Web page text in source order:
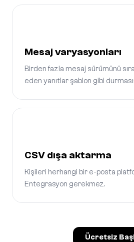
Mesaj varyasyonları
Birden fazla mesaj sürümünü
eden yanıtlar şablon gibi
CSV dışa aktarma
Kişileri herhangi bir e-posta
Entegrasyon gerekmez.
Ücretsiz